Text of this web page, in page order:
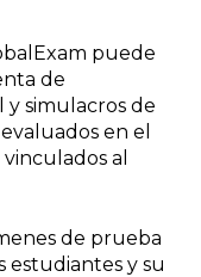
puede
de
simulacros de
en el
al
de prueba
estudiantes y su